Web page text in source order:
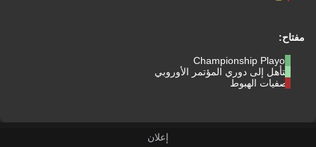
مفتاح:
Championship Playoff
التأهل إلى دوري المؤتمر الأوروبي
تصفيات الهبوط